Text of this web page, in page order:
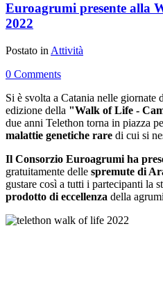
Euroagrumi presente alla
2022
Postato in Attività
0 Comments
Si è svolta a Catania nelle giornate
edizione della "Walk of Life -
due anni Telethon torna in piazza
malattie genetiche rare di cui si
Il Consorzio Euroagrumi ha
gratuitamente delle spremute di
gustare così a tutti i partecipanti la
prodotto di eccellenza della